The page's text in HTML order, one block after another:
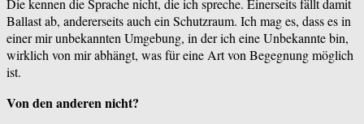
Die kennen die Sprache nicht, die ich spreche. Einerseits fällt damit
Ballast ab, andererseits auch ein Schutzraum. Ich mag es, dass es in
einer mir unbekannten Umgebung, in der ich eine Unbekannte bin,
wirklich von mir abhängt, was für eine Art von Begegnung möglich
ist.
Von den anderen nicht?